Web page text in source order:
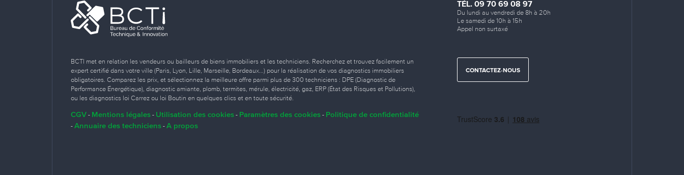
BCTI met en relation les vendeurs ou bailleurs de biens immobiliers et les techniciens. Recherchez et trouvez facilement un
expert certifié dans votre ville (Paris, Lyon, Lille, Marseille, Bordeaux…) pour la réalisation de vos diagnostics immobiliers
obligatoires. Comparez les prix, et sélectionnez la meilleure offre parmi plus de 300 techniciens : DPE (Diagnostic de
Performance Énergétique), diagnostic amiante, plomb, termites, mérule, électricité, gaz, ERP (État des Risques et Pollutions),
ou les diagnostics loi Carrez ou loi Boutin en quelques clics et en toute sécurité.
CGV - Mentions légales - Utilisation des cookies - Paramètres des cookies - Politique de confidentialité
- Annuaire des techniciens - A propos
TÉL. 09 70 69 08 97
Du lundi au vendredi de 8h à 20h
Le samedi de 10h à 15h
Appel non surtaxé
CONTACTEZ-NOUS